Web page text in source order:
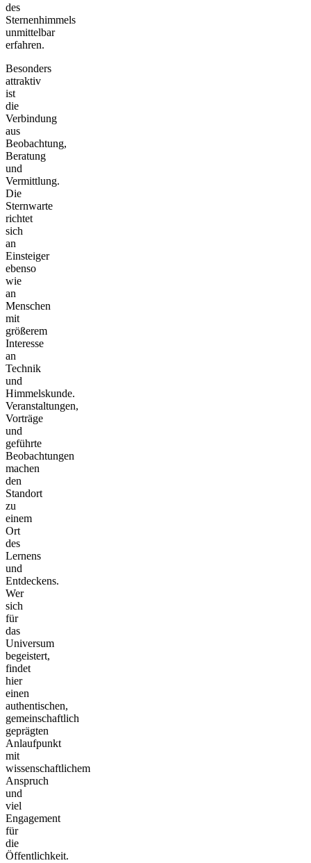
des
Sternenhimmels
unmittelbar
erfahren.
Besonders
attraktiv
ist
die
Verbindung
aus
Beobachtung,
Beratung
und
Vermittlung.
Die
Sternwarte
richtet
sich
an
Einsteiger
ebenso
wie
an
Menschen
mit
größerem
Interesse
an
Technik
und
Himmelskunde.
Veranstaltungen,
Vorträge
und
geführte
Beobachtungen
machen
den
Standort
zu
einem
Ort
des
Lernens
und
Entdeckens.
Wer
sich
für
das
Universum
begeistert,
findet
hier
einen
authentischen,
gemeinschaftlich
geprägten
Anlaufpunkt
mit
wissenschaftlichem
Anspruch
und
viel
Engagement
für
die
Öffentlichkeit.